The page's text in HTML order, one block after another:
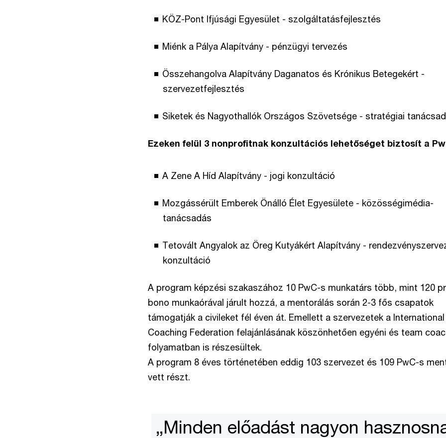
KÖZ-Pont Ifjúsági Egyesület - szolgáltatásfejlesztés
Miénk a Pálya Alapítvány - pénzügyi tervezés
Összehangolva Alapítvány Daganatos és Krónikus Betegekért -
szervezetfejlesztés
Siketek és Nagyothallók Országos Szövetsége - stratégiai
Ezeken felül 3 nonprofitnak konzultációs lehetőséget biztosít a
A Zene A Híd Alapítvány - jogi konzultáció
Mozgássérült Emberek Önálló Élet Egyesülete - közösségimédia-
tanácsadás
Tetovált Angyalok az Öreg Kutyákért Alapítvány -
konzultáció
A program képzési szakaszához 10 PwC-s munkatárs több, mint 120
bono munkaórával járult hozzá, a mentorálás során 2-3 fős csapatok
támogatják a civileket fél éven át. Emellett a szervezetek a International
Coaching Federation felajánlásának köszönhetően egyéni és team
folyamatban is részesültek.
A program 8 éves történetében eddig 103 szervezet és 109 PwC-s
vett részt.
„Minden előadást nagyon